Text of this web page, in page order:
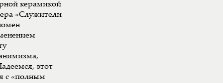
керамикой
«Служители
этот
с «полным